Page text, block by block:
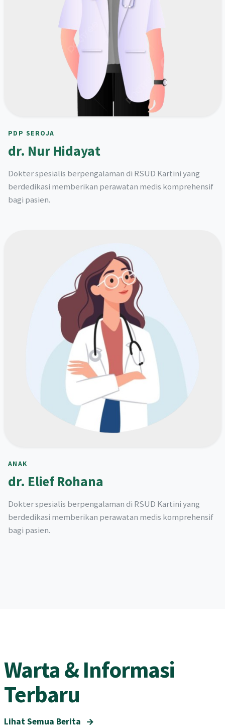
PDP SEROJA
dr. Nur Hidayat
Dokter spesialis berpengalaman di RSUD Kartini yang
berdedikasi memberikan perawatan medis komprehensif
bagi pasien.
ANAK
dr. Elief Rohana
Dokter spesialis berpengalaman di RSUD Kartini yang
berdedikasi memberikan perawatan medis komprehensif
bagi pasien.
Warta & Informasi
Terbaru
Lihat Semua Berita